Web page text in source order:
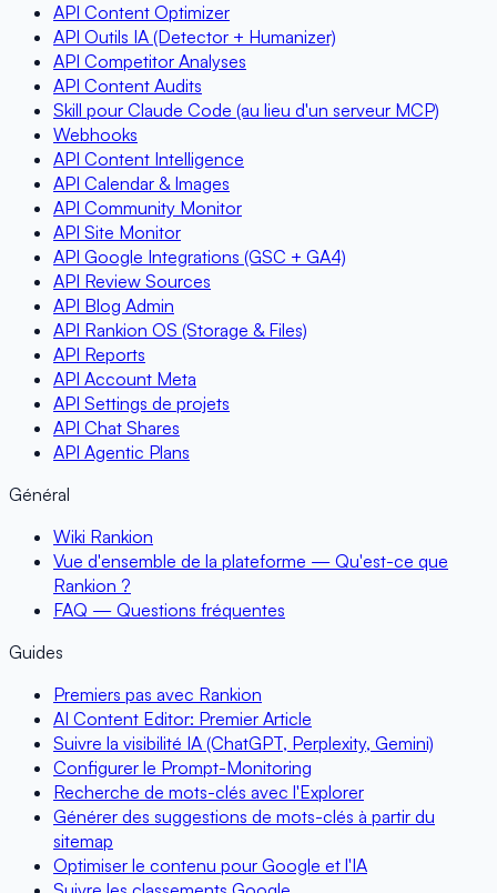
API Content Optimizer
API Outils IA (Detector + Humanizer)
API Competitor Analyses
API Content Audits
Skill pour Claude Code (au lieu d'un serveur MCP)
Webhooks
API Content Intelligence
API Calendar & Images
API Community Monitor
API Site Monitor
API Google Integrations (GSC + GA4)
API Review Sources
API Blog Admin
API Rankion OS (Storage & Files)
API Reports
API Account Meta
API Settings de projets
API Chat Shares
API Agentic Plans
Général
Wiki Rankion
Vue d'ensemble de la plateforme — Qu'est-ce que
Rankion ?
FAQ — Questions fréquentes
Guides
Premiers pas avec Rankion
AI Content Editor: Premier Article
Suivre la visibilité IA (ChatGPT, Perplexity, Gemini)
Configurer le Prompt-Monitoring
Recherche de mots-clés avec l'Explorer
Générer des suggestions de mots-clés à partir du
sitemap
Optimiser le contenu pour Google et l'IA